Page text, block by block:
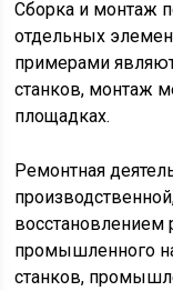
Сборка и монтаж
отдельных
примерами
станков, монтаж
площадках.
Ремонтная
восстановлением
промышленного
станков,